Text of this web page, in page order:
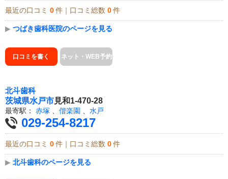
最近の口コミ 0 件｜口コミ総数 0 件
▶ つばき歯科医院のページを見る
口コミを書く ネット・WEB予約
北斗歯科
茨城県水戸市見和1-470-28
最寄駅： 赤塚 、 偕楽園 、 水戸
029-254-8217
最近の口コミ 0 件｜口コミ総数 0 件
▶ 北斗歯科のページを見る